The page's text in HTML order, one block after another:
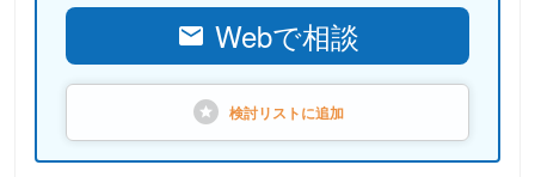
Webで相談
検討リストに追加